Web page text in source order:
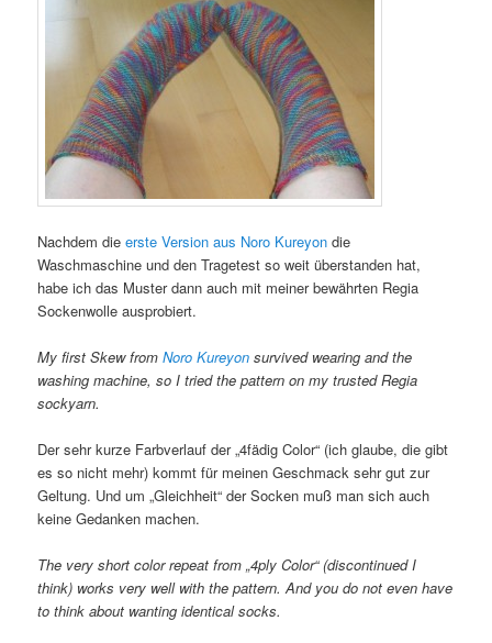
Nachdem dieerste Version aus Noro Kureyon die
Waschmaschine und den Tragetest so weit überstanden hat,
habe ich das Muster dann auch mit meiner bewährten Regia
Sockenwolle ausprobiert.
My first Skew fromNoro Kureyon survived wearing and the
washing machine, so I tried the pattern on my trusted Regia
sockyarn.
Der sehr kurze Farbverlauf der „4fädig Color“ (ich glaube, die gibt
es so nicht mehr) kommt für meinen Geschmack sehr gut zur
Geltung. Und um „Gleichheit“ der Socken muß man sich auch
keine Gedanken machen.
The very short color repeat from „4ply Color“ (discontinued I
think) works very well with the pattern. And you do not even have
to think about wanting identical socks.